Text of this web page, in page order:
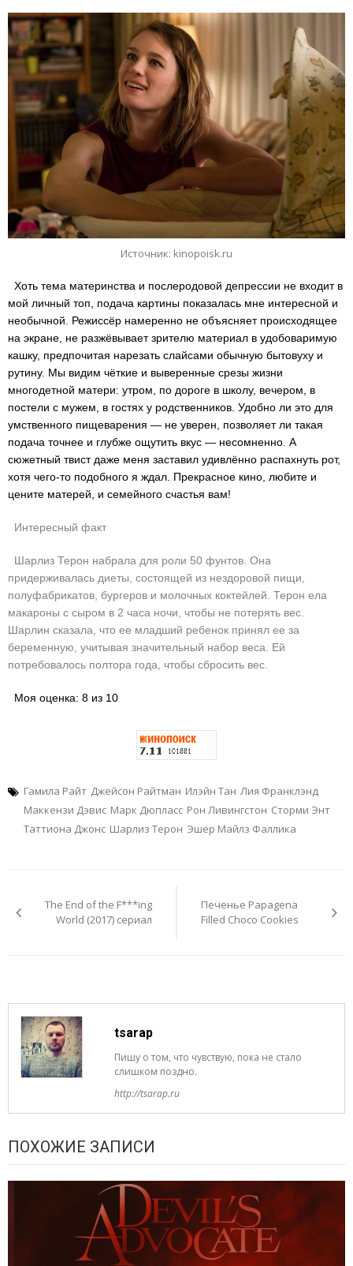
Источник: kinopoisk.ru
Хоть тема материнства и послеродовой депрессии не входит в
мой личный топ, подача картины показалась мне интересной и
необычной. Режиссёр намеренно не объясняет происходящее
на экране, не разжёвывает зрителю материал в удобоваримую
кашку, предпочитая нарезать слайсами обычную бытовуху и
рутину. Мы видим чёткие и выверенные срезы жизни
многодетной матери: утром, по дороге в школу, вечером, в
постели с мужем, в гостях у родственников. Удобно ли это для
умственного пищеварения — не уверен, позволяет ли такая
подача точнее и глубже ощутить вкус — несомненно. А
сюжетный твист даже меня заставил удивлённо распахнуть рот,
хотя чего-то подобного я ждал. Прекрасное кино, любите и
цените матерей, и семейного счастья вам!
Интересный факт
Шарлиз Терон набрала для роли 50 фунтов. Она
придерживалась диеты, состоящей из нездоровой пищи,
полуфабрикатов, бургеров и молочных коктейлей. Терон ела
макароны с сыром в 2 часа ночи, чтобы не потерять вес.
Шарлин сказала, что ее младший ребенок принял ее за
беременную, учитывая значительный набор веса. Ей
потребовалось полтора года, чтобы сбросить вес.
Моя оценка: 8 из 10
Гамила Райт Джейсон Райтман Илэйн Тан Лия Франклэнд
Маккензи Дэвис Марк Дюпласс Рон Ливингстон Сторми Энт
Таттиона Джонс Шарлиз Терон Эшер Майлз Фаллика
записям
The End of the F***ing
World (2017) сериал
Печенье Papagena
Filled Choco Cookies
tsarap
Пишу о том, что чувствую, пока не стало
слишком поздно.
http://tsarap.ru
ПОХОЖИЕ ЗАПИСИ